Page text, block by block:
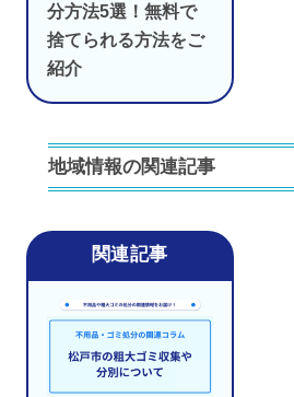
分方法5選！無料で
捨てられる方法をご
紹介
地域情報の関連記事